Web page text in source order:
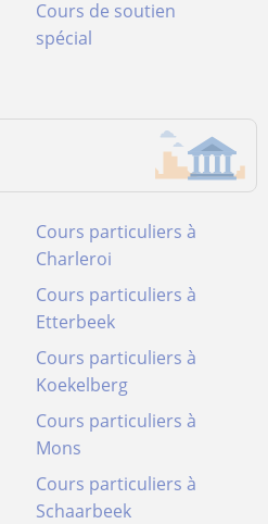
Cours de soutien
spécial
Cours particuliers à
Charleroi
Cours particuliers à
Etterbeek
Cours particuliers à
Koekelberg
Cours particuliers à
Mons
Cours particuliers à
Schaarbeek